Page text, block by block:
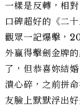
一樣是反轉，相
口碑超好的《二
觀眾一記爆擊，
外贏得擊劍金牌
了，但恭喜妳結
潰心碎，之前拼
友臉上默默浮出好